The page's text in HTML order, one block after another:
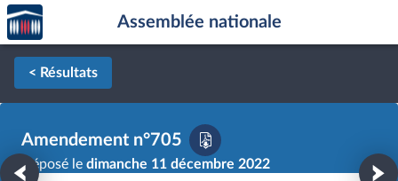
Aller au contenu
Aller en bas de la page
Accèder
à la
page
d'accueil
Assemblée nationale
< Résultats
Amendement n°705
Déposé le dimanche 11 décembre 2022